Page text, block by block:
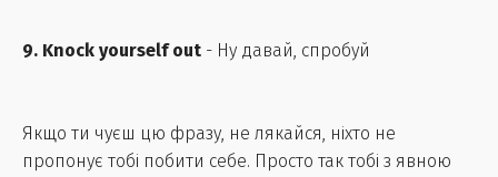
9. Knock yourself out - Ну давай, спробуй
Якщо ти чуєш цю фразу, не лякайся, ніхто не
пропонує тобі побити себе. Просто так тобі з явною